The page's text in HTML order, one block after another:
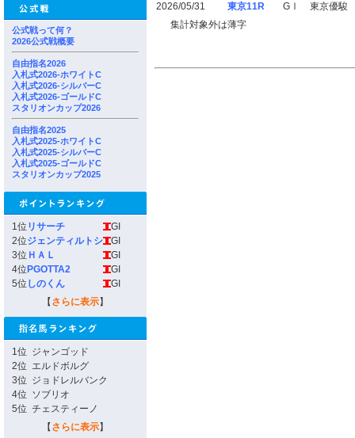
公式戦って何？
2026公式戦概要
自由指名2026
入札式2026-ホワイトC
入札式2026-シルバーC
入札式2026-ゴールドC
スタリオンカップ2026
自由指名2025
入札式2025-ホワイトC
入札式2025-シルバーC
入札式2025-ゴールドC
スタリオンカップ2025
1位 リサーチ
GI
2位ジェンティルトシ
GI
3位 ＨＡＬ
GI
4位 PGOTTA2
GI
5位 しのくん
GI
【 さらに表示】
1位 ジャンゴッド
2位 エルドボルグ
3位 ジョドレルバンク
4位 ソブリオ
5位 チェスティーノ
【 さらに表示】
2026/05/31
東京11R GⅠ
東京優駿
集計対象外は薄字